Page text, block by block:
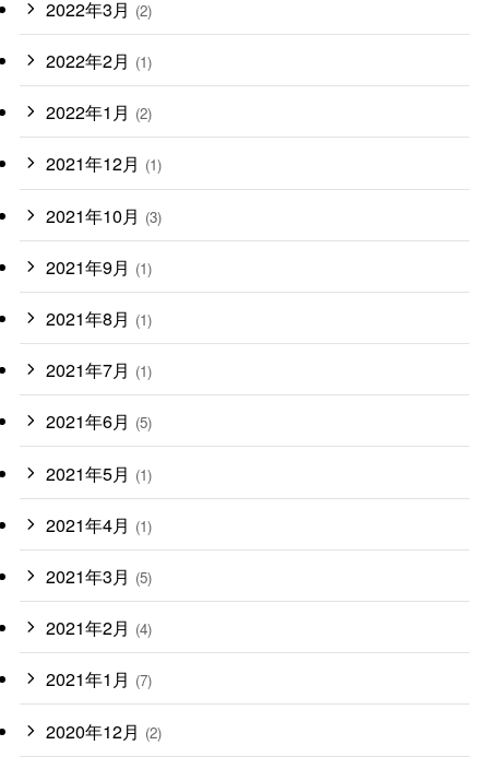
2022年3月 (2)
2022年2月 (1)
2022年1月 (2)
2021年12月 (1)
2021年10月 (3)
2021年9月 (1)
2021年8月 (1)
2021年7月 (1)
2021年6月 (5)
2021年5月 (1)
2021年4月 (1)
2021年3月 (5)
2021年2月 (4)
2021年1月 (7)
2020年12月 (2)